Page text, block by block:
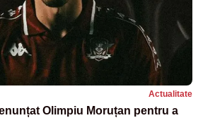
Actualitate
Olimpiu Moruțan pentru a